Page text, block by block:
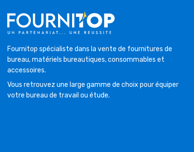
Fournitop spécialiste dans la vente de fournitures de
bureau, matériels bureautiques, consommables et
accessoires.
Vous retrouvez une large gamme de choix pour équiper
votre bureau de travail ou étude.